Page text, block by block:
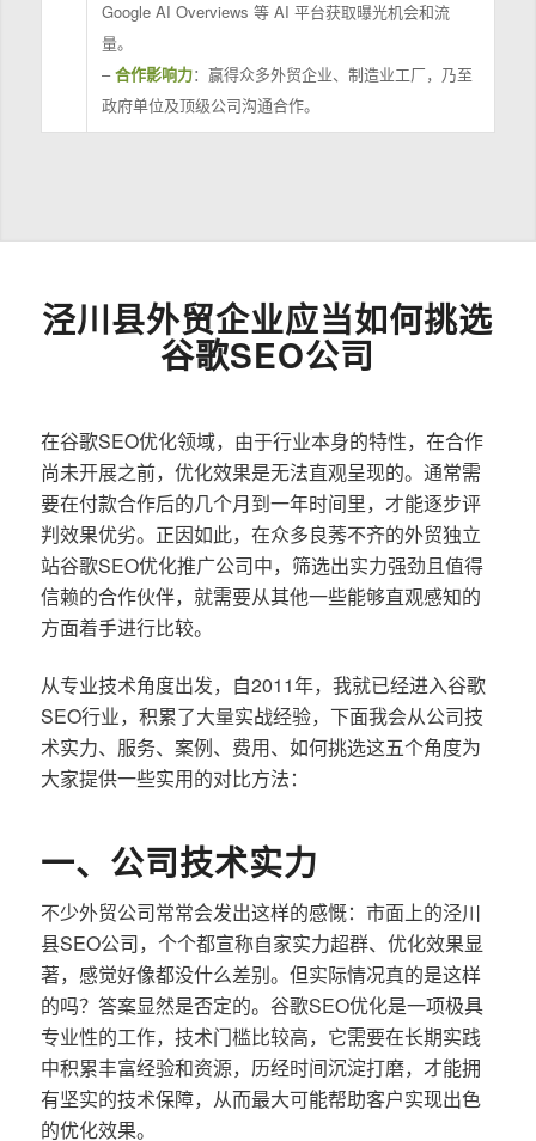
Google AI Overviews 等 AI 平台获取曝光机会和流
量。
–合作影响力：赢得众多外贸企业、制造业工厂，乃至
政府单位及顶级公司沟通合作。
泾川县外贸企业应当如何挑选
谷歌SEO公司
在谷歌SEO优化领域，由于行业本身的特性，在合作
尚未开展之前，优化效果是无法直观呈现的。通常需
要在付款合作后的几个月到一年时间里，才能逐步评
判效果优劣。正因如此，在众多良莠不齐的外贸独立
站谷歌SEO优化推广公司中，筛选出实力强劲且值得
信赖的合作伙伴，就需要从其他一些能够直观感知的
方面着手进行比较。
从专业技术角度出发，自2011年，我就已经进入谷歌
SEO行业，积累了大量实战经验，下面我会从公司技
术实力、服务、案例、费用、如何挑选这五个角度为
大家提供一些实用的对比方法：
一、公司技术实力
不少外贸公司常常会发出这样的感慨：市面上的泾川
县SEO公司，个个都宣称自家实力超群、优化效果显
著，感觉好像都没什么差别。但实际情况真的是这样
的吗？答案显然是否定的。谷歌SEO优化是一项极具
专业性的工作，技术门槛比较高，它需要在长期实践
中积累丰富经验和资源，历经时间沉淀打磨，才能拥
有坚实的技术保障，从而最大可能帮助客户实现出色
的优化效果。